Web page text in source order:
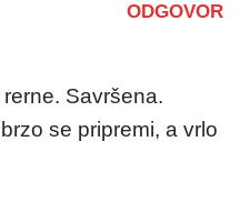
ODGOVOR
Savršena.
se pripremi, a vrlo